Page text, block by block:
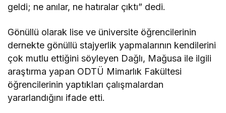
geldi; ne anılar, ne hatıralar çıktı” dedi.
Gönüllü olarak lise ve üniversite öğrencilerinin
dernekte gönüllü stajyerlik yapmalarının kendilerini
çok mutlu ettiğini söyleyen Dağlı, Mağusa ile ilgili
araştırma yapan ODTÜ Mimarlık Fakültesi
öğrencilerinin yaptıkları çalışmalardan
yararlandığını ifade etti.